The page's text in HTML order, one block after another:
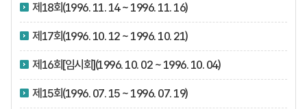
제18회(1996. 11. 14 ~ 1996. 11. 16)
제17회(1996. 10. 12 ~ 1996. 10. 21)
제16회[임시회](1996. 10. 02 ~ 1996. 10. 04)
제15회(1996. 07. 15 ~ 1996. 07. 19)